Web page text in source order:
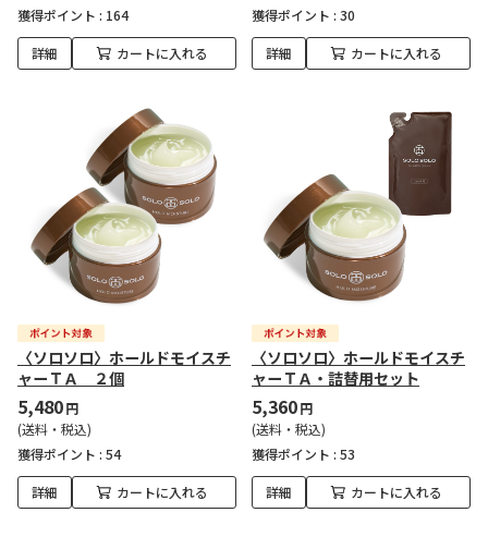
獲得ポイント : 164
詳細 カートに入れる
獲得ポイント : 30
詳細 カートに入れる
〈ソロソロ〉ホールドモイスチ
ャーＴＡ ２個
5,480円
(送料・税込)
獲得ポイント : 54
詳細 カートに入れる
〈ソロソロ〉ホールドモイスチ
ャーＴＡ・詰替用セット
5,360円
(送料・税込)
獲得ポイント : 53
詳細 カートに入れる